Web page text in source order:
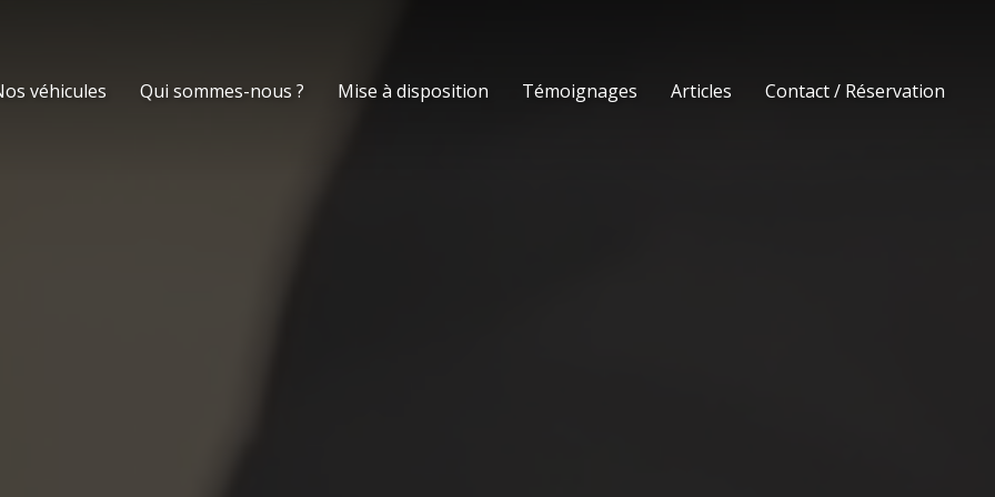
véhicules Qui sommes-nous ? Mise à disposition Témoignages Articles Contact / Réservation